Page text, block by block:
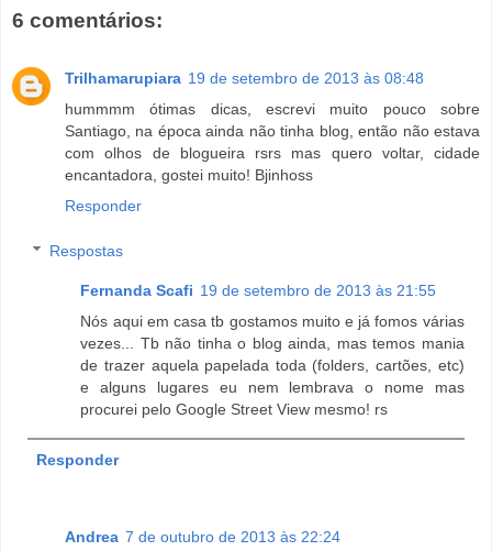
6 comentários:
Trilhamarupiara 19 de setembro de 2013 às 08:48
hummmm ótimas dicas, escrevi muito pouco sobre
Santiago, na época ainda não tinha blog, então não estava
com olhos de blogueira rsrs mas quero voltar, cidade
encantadora, gostei muito! Bjinhoss
Responder
Respostas
Fernanda Scafi 19 de setembro de 2013 às 21:55
Nós aqui em casa tb gostamos muito e já fomos várias
vezes... Tb não tinha o blog ainda, mas temos mania
de trazer aquela papelada toda (folders, cartões, etc)
e alguns lugares eu nem lembrava o nome mas
procurei pelo Google Street View mesmo! rs
Responder
Andrea 7 de outubro de 2013 às 22:24